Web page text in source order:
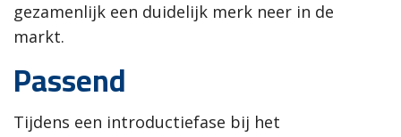
gezamenlijk een duidelijk merk neer in de
markt.
Passend
Tijdens een introductiefase bij het